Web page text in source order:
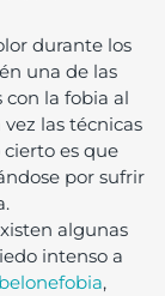
durante los
una de las
con la fobia al
las técnicas
cierto es que
por sufrir
algunas
intenso a
belonefobia,